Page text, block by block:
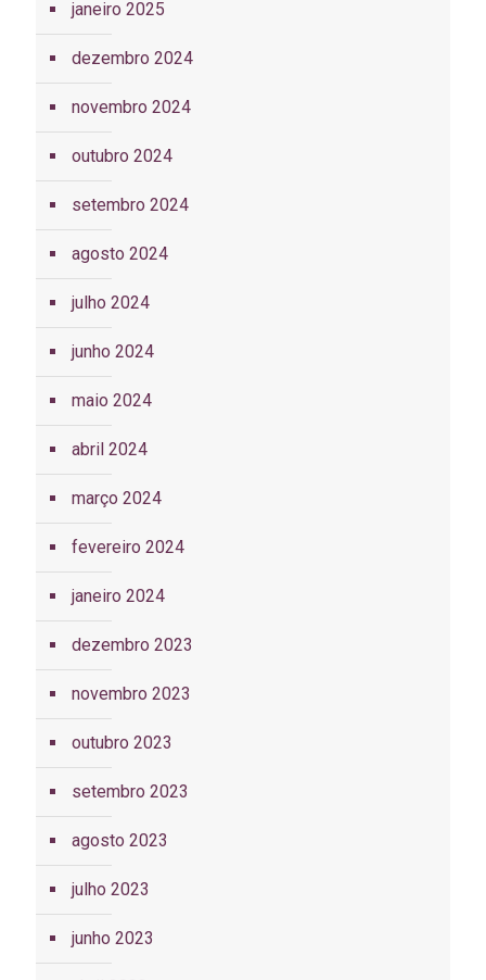
janeiro 2025
dezembro 2024
novembro 2024
outubro 2024
setembro 2024
agosto 2024
julho 2024
junho 2024
maio 2024
abril 2024
março 2024
fevereiro 2024
janeiro 2024
dezembro 2023
novembro 2023
outubro 2023
setembro 2023
agosto 2023
julho 2023
junho 2023